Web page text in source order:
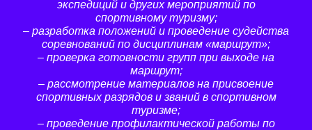
экспедиций и других мероприятий по
спортивному туризму;
– разработка положений и проведение судейства
соревнований по дисциплинам «маршрут»;
– проверка готовности групп при выходе на
маршрут;
– рассмотрение материалов на присвоение
спортивных разрядов и званий в спортивном
туризме;
– проведение профилактической работы по